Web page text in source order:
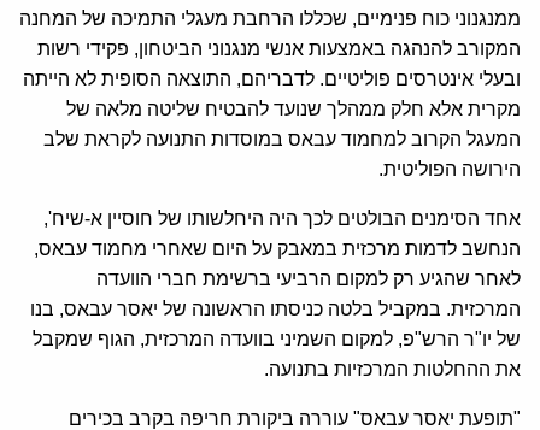
ממנגנוני כוח פנימיים, שכללו הרחבת מעגלי התמיכה של המחנה
המקורב להנהגה באמצעות אנשי מנגנוני הביטחון, פקידי רשות
ובעלי אינטרסים פוליטיים. לדבריהם, התוצאה הסופית לא הייתה
מקרית אלא חלק ממהלך שנועד להבטיח שליטה מלאה של
המעגל הקרוב למחמוד עבאס במוסדות התנועה לקראת שלב
הירושה הפוליטית.
אחד הסימנים הבולטים לכך היה היחלשותו של חוסיין א-שיח',
הנחשב לדמות מרכזית במאבק על היום שאחרי מחמוד עבאס,
לאחר שהגיע רק למקום הרביעי ברשימת חברי הוועדה
המרכזית. במקביל בלטה כניסתו הראשונה של יאסר עבאס, בנו
של יו"ר הרש"פ, למקום השמיני בוועדה המרכזית, הגוף שמקבל
את ההחלטות המרכזיות בתנועה.
"תופעת יאסר עבאס" עוררה ביקורת חריפה בקרב בכירים